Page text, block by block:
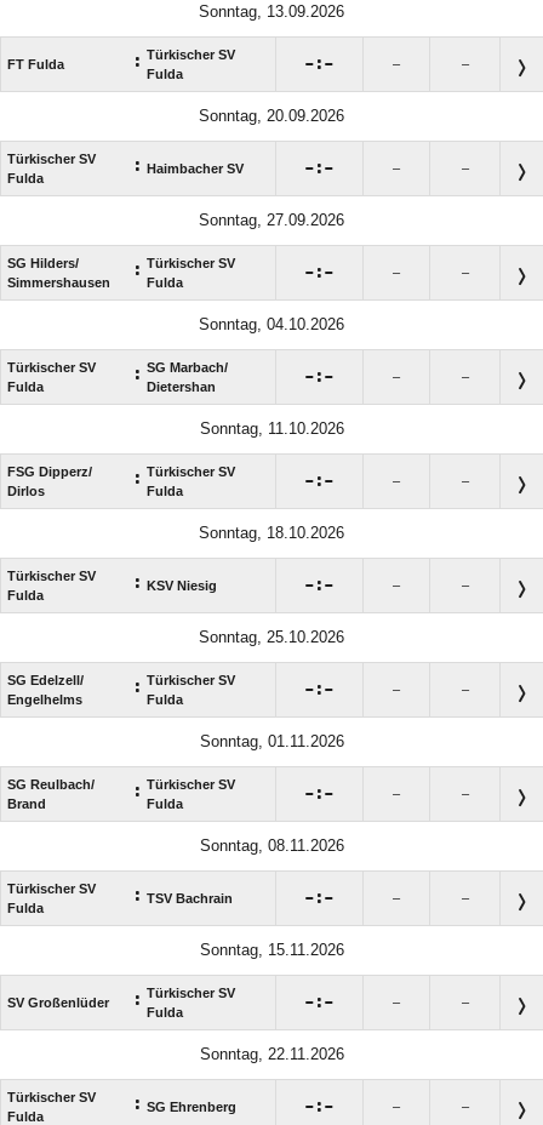
Sonntag, 13.09.2026
FT Fulda : Türkischer SV
Fulda
: – –
Sonntag, 20.09.2026
Türkischer SV
Fulda
: Haimbacher SV : – –
Sonntag, 27.09.2026
SG Hilders/​
Simmershausen
: Türkischer SV
Fulda
: – –
Sonntag, 04.10.2026
Türkischer SV
Fulda
: SG Marbach/​
Dietershan
: – –
Sonntag, 11.10.2026
FSG Dipperz/​
Dirlos
: Türkischer SV
Fulda
: – –
Sonntag, 18.10.2026
Türkischer SV
Fulda
: KSV Niesig : – –
Sonntag, 25.10.2026
SG Edelzell/​
Engelhelms
: Türkischer SV
Fulda
: – –
Sonntag, 01.11.2026
SG Reulbach/​
Brand
: Türkischer SV
Fulda
: – –
Sonntag, 08.11.2026
Türkischer SV
Fulda
: TSV Bachrain : – –
Sonntag, 15.11.2026
SV Großenlüder : Türkischer SV
Fulda
: – –
Sonntag, 22.11.2026
Türkischer SV
Fulda
: SG Ehrenberg : – –